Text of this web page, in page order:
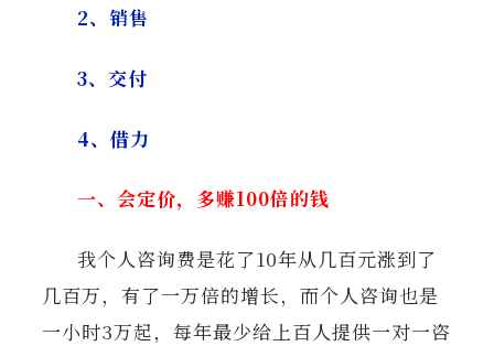
2、销售
3、交付
4、借力
一、会定价，多赚100倍的钱
我个人咨询费是花了10年从几百元涨到了
几百万，有了一万倍的增长，而个人咨询也是
一小时3万起，每年最少给上百人提供一对一咨